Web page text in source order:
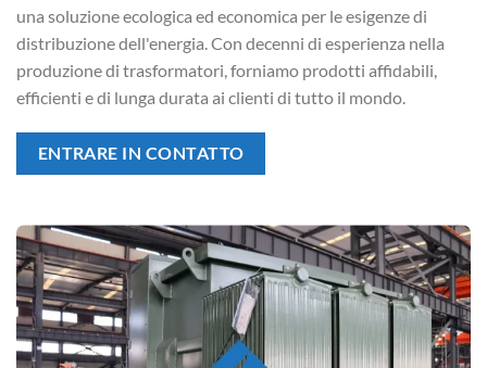
una soluzione ecologica ed economica per le esigenze di
distribuzione dell'energia. Con decenni di esperienza nella
produzione di trasformatori, forniamo prodotti affidabili,
efficienti e di lunga durata ai clienti di tutto il mondo.
ENTRARE IN CONTATTO